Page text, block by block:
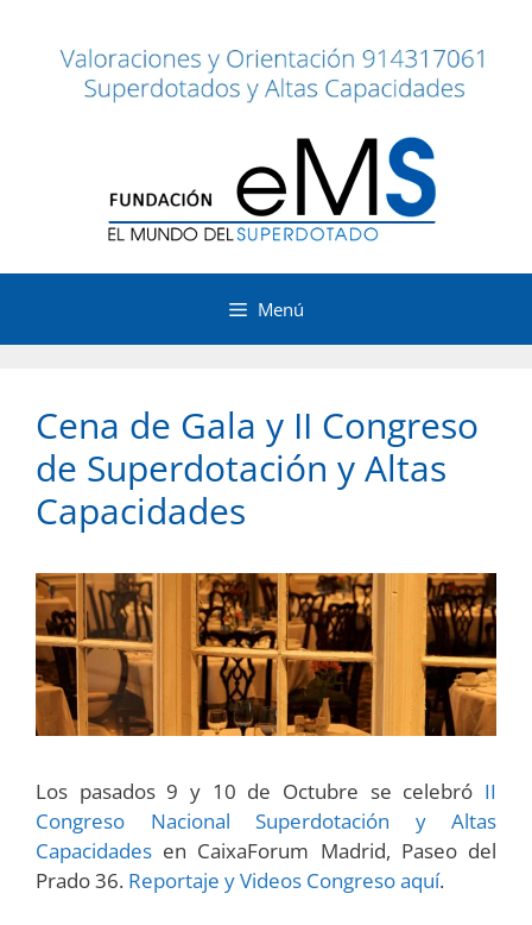
contenido
Menú
Cena de Gala y II Congreso
de Superdotación y Altas
Capacidades
Los pasados 9 y 10 de Octubre se celebró II
Congreso Nacional Superdotación y Altas
Capacidades en CaixaForum Madrid, Paseo del
Prado 36. Reportaje y Videos Congreso aquí.